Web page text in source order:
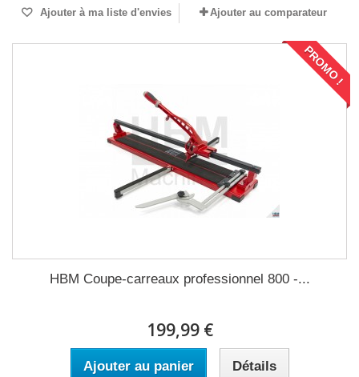
Ajouter à ma liste d'envies Ajouter au comparateur
PROMO !
HBM Coupe-carreaux professionnel 800 -...
199,99 €
Ajouter au panier Détails